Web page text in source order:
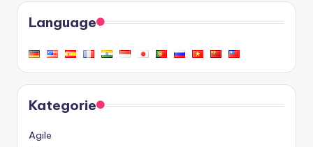
Language
Kategorie
Agile